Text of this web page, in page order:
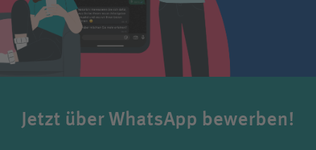
Jetzt über WhatsApp bewerben!